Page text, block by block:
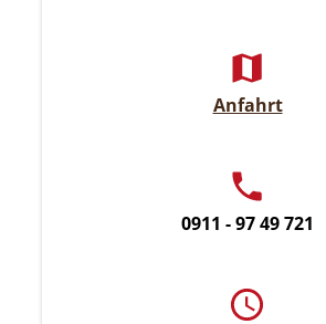
Anfahrt
0911 - 97 49 721